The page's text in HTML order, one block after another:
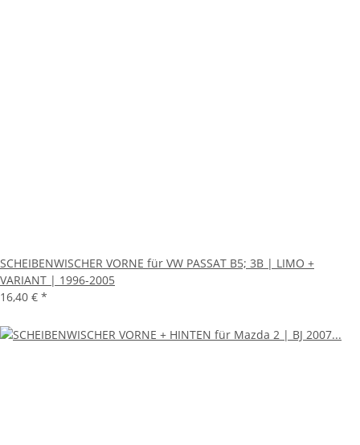
SCHEIBENWISCHER VORNE für VW PASSAT B5; 3B | LIMO +
VARIANT | 1996-2005
16,40 € *